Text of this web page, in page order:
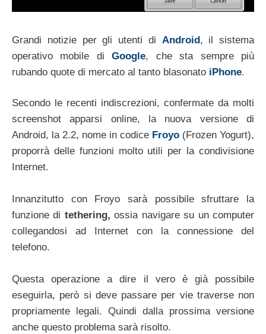
Grandi notizie per gli utenti di Android, il sistema
operativo mobile diGoogle, che sta sempre più
rubando quote di mercato al tanto blasonato iPhone.
Secondo le recenti indiscrezioni, confermate da molti
screenshot apparsi online, la nuova versione di
Android, la 2.2, nome in codice Froyo (Frozen Yogurt),
proporrà delle funzioni molto utili per la condivisione
Internet.
Innanzitutto con Froyo sarà possibile sfruttare la
funzione di tethering,ossia navigare su un computer
collegandosi ad Internet con la connessione del
telefono.
Questa operazione a dire il vero è già possibile
eseguirla, però si deve passare per vie traverse non
propriamente legali. Quindi dalla prossima versione
anche questo problema sarà risolto.